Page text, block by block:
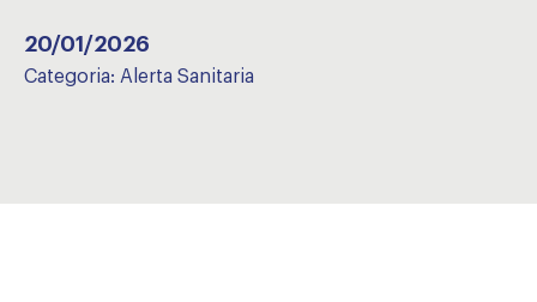
20/01/2026
Categoria: Alerta Sanitaria